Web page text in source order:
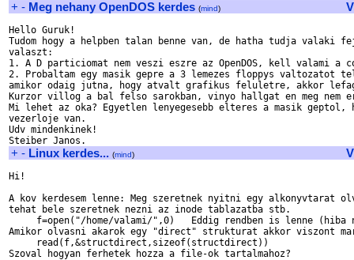
+ - Meg nehany OpenDOS kerdes (mind)
Hello Guruk!
Tudom hogy a helpben talan benne van, de hatha tudja valaki
valaszt:
1. A D particiomat nem veszi eszre az OpenDOS, kell valami a
2. Probaltam egy masik gepre a 3 lemezes floppys valtozatot
amikor odaig jutna, hogy atvalt grafikus feluletre, akkor
Kurzor villog a bal felso sarokban, vinyo hallgat en meg nem
Mi lehet az oka? Egyetlen lenyegesebb elteres a masik geptol,
vezerloje van.
Udv mindenkinek!
+ - Linux kerdes... (mind)
Hi!
A kov kerdesem lenne: Meg szeretnek nyitni egy alkonyvtarat
tehat bele szeretnek nezni az inode tablazatba stb.
f=open("/home/valami/",0)   Eddig rendben is lenne (hiba
Amikor olvasni akarok egy "direct" strukturat akkor viszont
     read(f,&structdirect,sizeof(structdirect))
Szoval hogyan ferhetek hozza a file-ok tartalmahoz?